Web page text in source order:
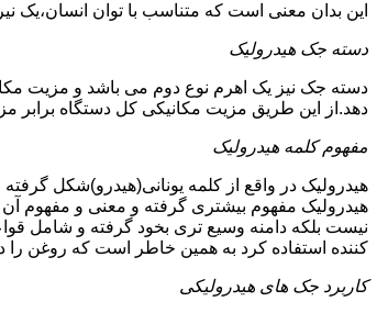
این بدان معنی است که متناسب با توان
دسته جک هیدرولیک
دسته جک نیز یک اهرم نوع دوم می باشد و مزیت
دهد.از این طریق مزیت مکانیکی کل دستگاه
مفهوم کلمه هیدرولیک
هیدرولیک در واقع از کلمه یونانی(هیدرو)شکل
هیدرولیک مفهوم بیشتری گرفته و معنی و مفهوم
نیست بلکه دامنه وسیع تری بخود گرفته و شامل
کننده استفاده کرد به همین خاطر است که روغن را
کاربرد جک های هیدرولیکی